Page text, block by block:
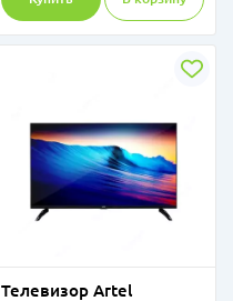
Телевизор Artel